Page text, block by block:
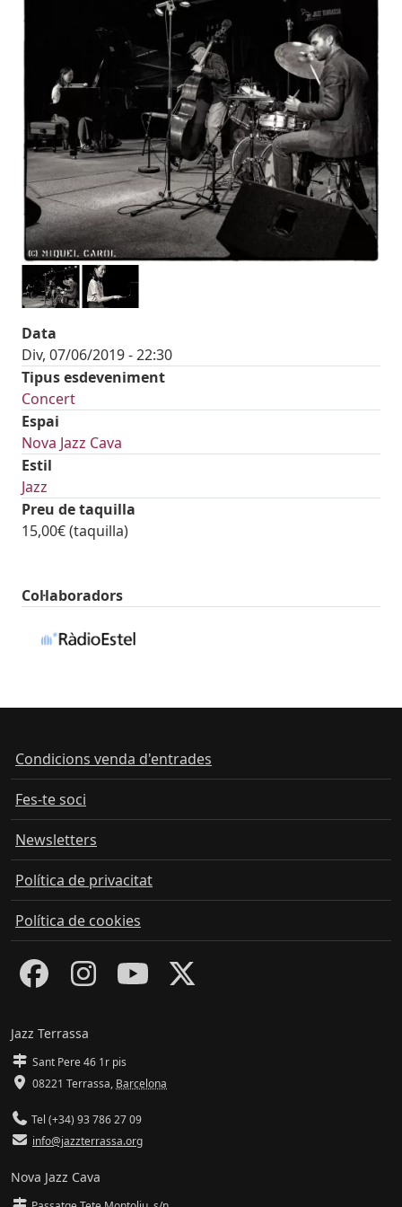
Data
Div, 07/06/2019 - 22:30
Tipus esdeveniment
Concert
Espai
Nova Jazz Cava
Estil
Jazz
Preu de taquilla
15,00€ (taquilla)
Col·laboradors
Condicions venda d'entrades
Fes-te soci
Newsletters
Política de privacitat
Política de cookies
Jazz Terrassa
Sant Pere 46 1r pis
08221 Terrassa, Barcelona
Tel (+34) 93 786 27 09
info@jazzterrassa.org
Nova Jazz Cava